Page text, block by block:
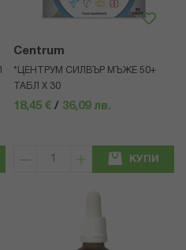
Centrum
*ЦЕНТРУМ СИЛВЪР МЪЖЕ 50+
ТАБЛ Х 30
18,45 € / 36,09 лв.
КУПИ